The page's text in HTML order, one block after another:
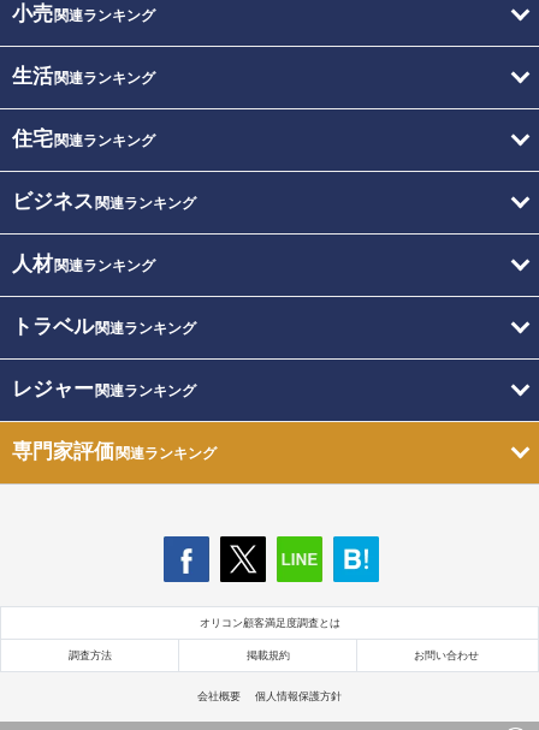
小売関連ランキング
生活関連ランキング
住宅関連ランキング
ビジネス 関連ランキング
人材関連ランキング
トラベル関連ランキング
レジャー関連ランキング
専門家評価関連ランキング
オリコン顧客満足度調査とは
調査方法 掲載規約 お問い合わせ
会社概要 個人情報保護方針